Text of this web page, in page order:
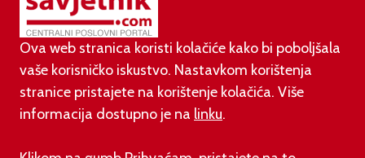
Ova web stranica koristi kolačiće kako bi poboljšala
vaše korisničko iskustvo. Nastavkom korištenja
stranice pristajete na korištenje kolačića. Više
informacija dostupno je na linku.